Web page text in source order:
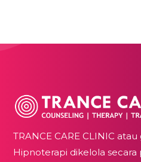
TRANCE CARE CLINIC
Hipnoterapi dikelola